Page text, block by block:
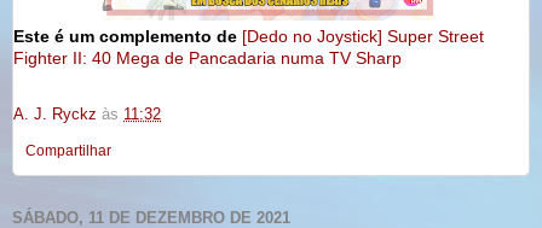
Este é um complemento de [Dedo no Joystick] Super Street
Fighter II: 40 Mega de Pancadaria numa TV Sharp
A. J. Ryckz às 11:32
Compartilhar
SÁBADO, 11 DE DEZEMBRO DE 2021